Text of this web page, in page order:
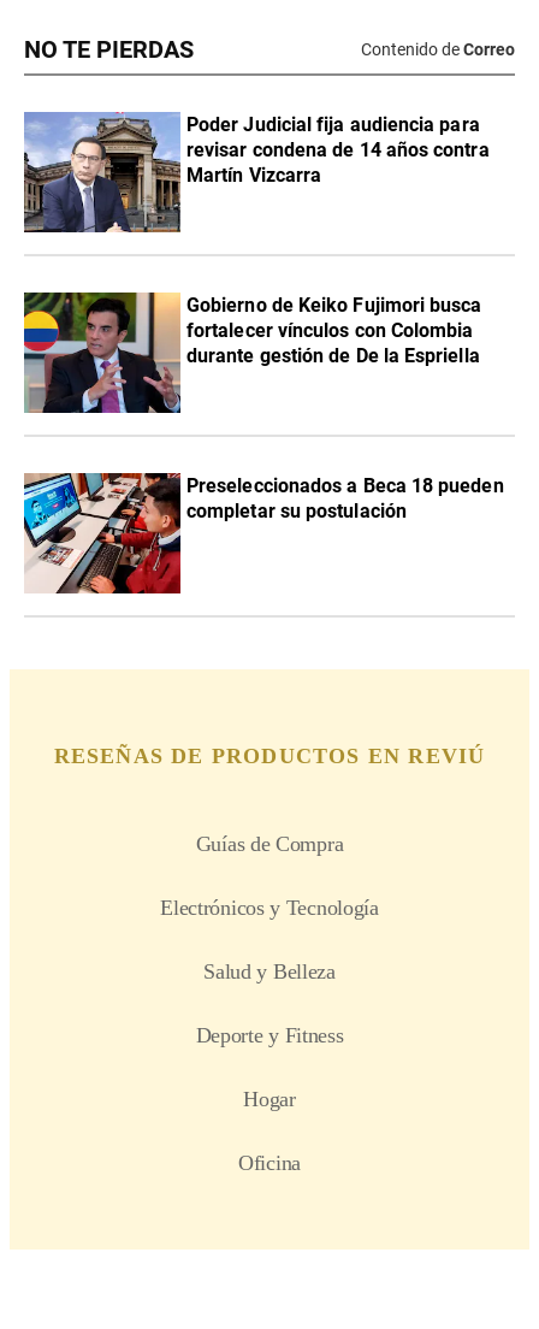
NO TE PIERDAS Contenido deCorreo
Poder Judicial fija audiencia para
revisar condena de 14 años contra
Martín Vizcarra
Gobierno de Keiko Fujimori busca
fortalecer vínculos con Colombia
durante gestión de De la Espriella
Preseleccionados a Beca 18 pueden
completar su postulación